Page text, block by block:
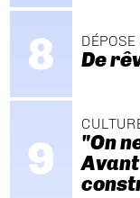
De
"On